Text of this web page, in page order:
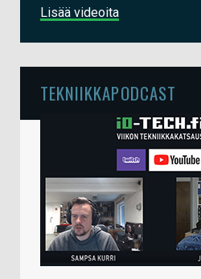
Lisää videoita
TEKNIIKKAPODCAST